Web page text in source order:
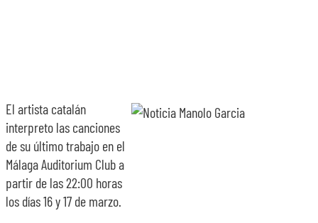
El artista catalán
interpreto las canciones
de su último trabajo en el
Málaga Auditorium Club a
partir de las 22:00 horas
los días 16 y 17 de marzo.